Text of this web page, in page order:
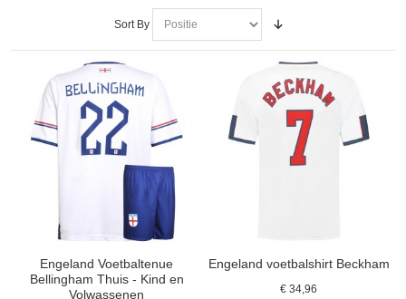
Sort By
Engeland Voetbaltenue
Bellingham Thuis - Kind en
Volwassenen
Engeland voetbalshirt Beckham
€ 34,96